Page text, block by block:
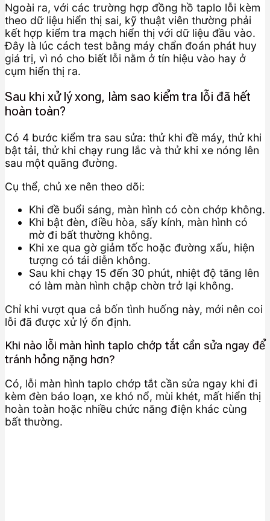
Ngoài ra, với các trường hợp đồng hồ taplo lỗi kèm
theo dữ liệu hiển thị sai, kỹ thuật viên thường phải
kết hợp kiểm tra mạch hiển thị với dữ liệu đầu vào.
Đây là lúc cách test bằng máy chẩn đoán phát huy
giá trị, vì nó cho biết lỗi nằm ở tín hiệu vào hay ở
cụm hiển thị ra.
Sau khi xử lý xong, làm sao kiểm tra lỗi đã hết
hoàn toàn?
Có 4 bước kiểm tra sau sửa: thử khi đề máy, thử khi
bật tải, thử khi chạy rung lắc và thử khi xe nóng lên
sau một quãng đường.
Cụ thể, chủ xe nên theo dõi:
Khi đề buổi sáng, màn hình có còn chớp không.
Khi bật đèn, điều hòa, sấy kính, màn hình có
mờ đi bất thường không.
Khi xe qua gờ giảm tốc hoặc đường xấu, hiện
tượng có tái diễn không.
Sau khi chạy 15 đến 30 phút, nhiệt độ tăng lên
có làm màn hình chập chờn trở lại không.
Chỉ khi vượt qua cả bốn tình huống này, mới nên coi
lỗi đã được xử lý ổn định.
Khi nào lỗi màn hình taplo chớp tắt cần sửa ngay để
tránh hỏng nặng hơn?
Có, lỗi màn hình taplo chớp tắt cần sửa ngay khi đi
kèm đèn báo loạn, xe khó nổ, mùi khét, mất hiển thị
hoàn toàn hoặc nhiều chức năng điện khác cùng
bất thường.